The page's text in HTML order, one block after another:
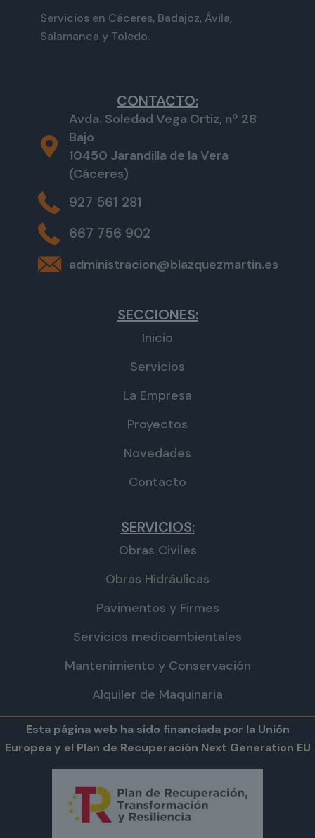
Servicios en Cáceres, Badajoz, Ávila,
Salamanca y Toledo.
CONTACTO:
Avda. Soledad Vega Ortiz, nº 28
Bajo
10450 Jarandilla de la Vera
(Cáceres)
927 561 281
667 756 902
administracion@blazquezmartin.es
SECCIONES:
Inicio
Servicios
La Empresa
Proyectos
Novedades
Contacto
SERVICIOS:
Obras Civiles
Obras Hidráulicas
Pavimentos y Firmes
Servicios medioambientales
Mantenimiento y Conservación
Alquiler de Maquinaria
Esta página web ha sido financiada por la Unión
Europea y el Plan de Recuperación Next Generation EU